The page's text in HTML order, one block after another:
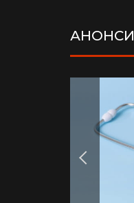
АНОНСИ